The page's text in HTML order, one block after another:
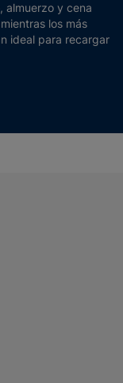
almuerzo y cena
los más
ideal para recargar